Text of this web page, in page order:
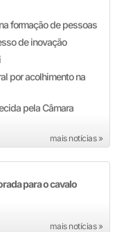
formação de pessoas
de inovação
por acolhimento na
pela Câmara
mais notícias »
para o cavalo
mais notícias »